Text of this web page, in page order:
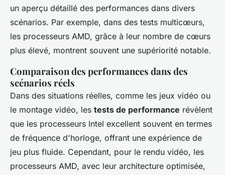
un aperçu détaillé des performances dans divers
scénarios. Par exemple, dans des tests multicœurs,
les processeurs AMD, grâce à leur nombre de cœurs
plus élevé, montrent souvent une supériorité notable.
Comparaison des performances dans des
scénarios réels
Dans des situations réelles, comme les jeux vidéo ou
le montage vidéo, les tests de performance révèlent
que les processeurs Intel excellent souvent en termes
de fréquence d'horloge, offrant une expérience de
jeu plus fluide. Cependant, pour le rendu vidéo, les
processeurs AMD, avec leur architecture optimisée,